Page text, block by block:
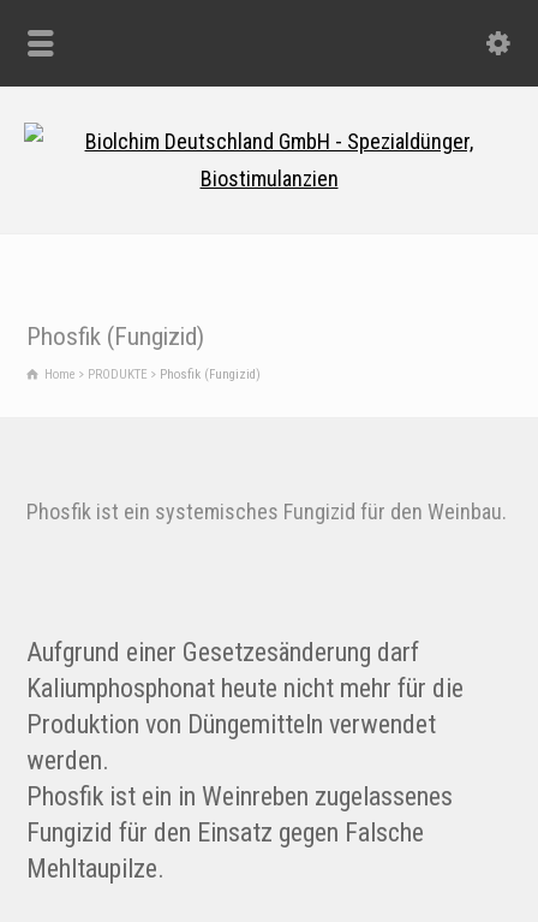
Phosfik (Fungizid)
Home PRODUKTE Phosfik (Fungizid)
Phosfik ist ein systemisches Fungizid für den Weinbau.
Aufgrund einer Gesetzesänderung darf
Kaliumphosphonat heute nicht mehr für die
Produktion von Düngemitteln verwendet
werden.
Phosfik ist ein in Weinreben zugelassenes
Fungizid für den Einsatz gegen Falsche
Mehltaupilze.